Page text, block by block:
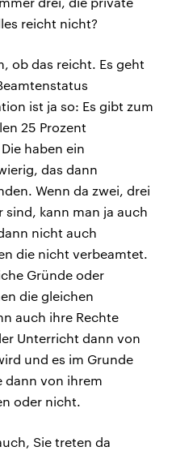
reicht nicht?
ob das reicht. Es geht
ist ja so: Es gibt zum
25 Prozent
haben ein
das dann
Wenn da zwei, drei
kann man ja auch
nicht auch
die nicht verbeamtet.
Gründe oder
die gleichen
auch ihre Rechte
Unterricht dann von
und es im Grunde
dann von ihrem
oder nicht.
Sie treten da